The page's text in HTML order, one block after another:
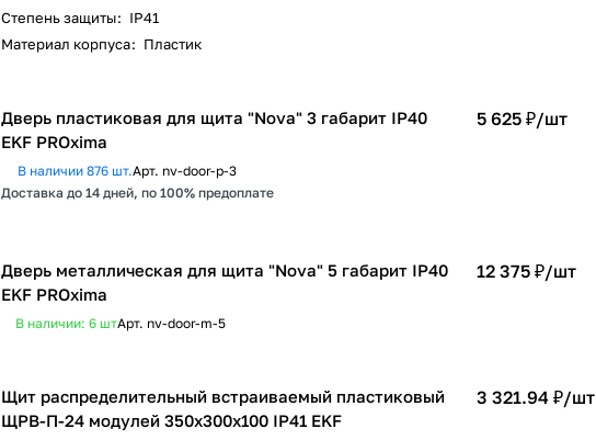
Степень защиты: IP41
Материал корпуса: Пластик
Дверь пластиковая для щита "Nova" 3 габарит IP40
EKF PROxima
В наличии 876 шт.Арт. nv-door-p-3
Доставка до 14 дней, по 100% предоплате
5 625 ₽/шт
Дверь металлическая для щита "Nova" 5 габарит IP40
EKF PROxima
В наличии: 6 штАрт. nv-door-m-5
12 375 ₽/шт
Щит распределительный встраиваемый пластиковый
ЩРВ-П-24 модулей 350х300х100 IP41 EKF
3 321.94 ₽/шт